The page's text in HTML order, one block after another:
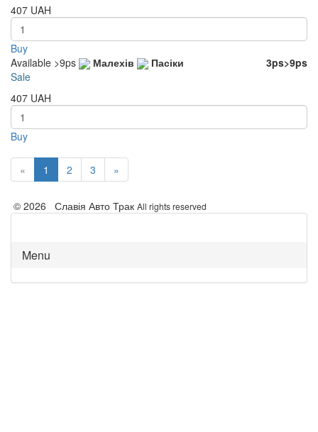
407 UAH
Buy
Available >9ps Малехів >9ps
Пасіки
3ps
Sale
407 UAH
Buy
« 1 2 3 »
© 2026 Славія Авто Трак All rights reserved
Menu